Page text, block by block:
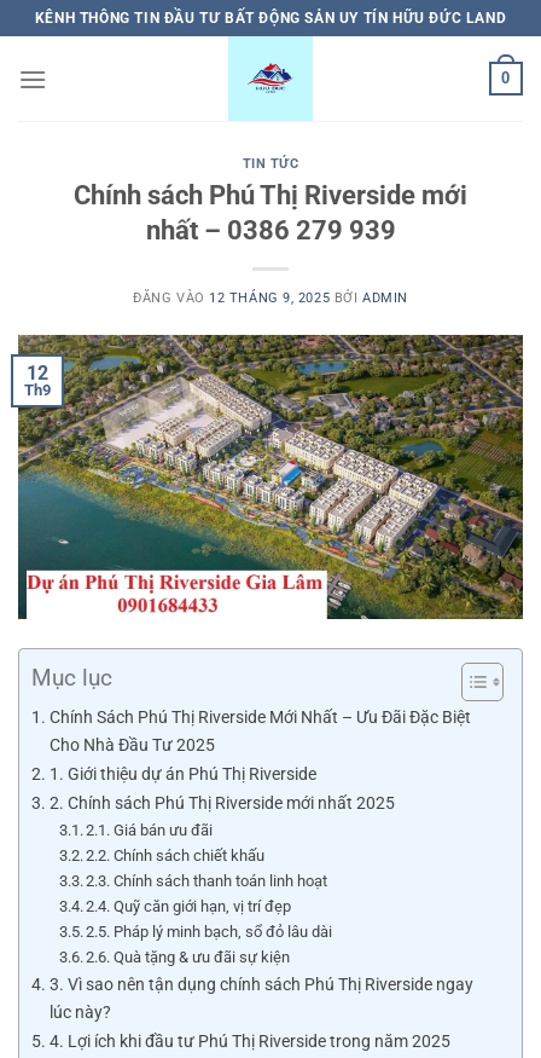
qua
nội
KÊNH THÔNG TIN ĐẦU TƯ BẤT ĐỘNG SẢN UY TÍN HỮU ĐỨC LAND
0
TIN TỨC
Chính sách Phú Thị Riverside mới
nhất – 0386 279 939
ĐĂNG VÀO 12 THÁNG 9, 2025 BỞI ADMIN
12
Th9
Mục lục
Chính Sách Phú Thị Riverside Mới Nhất – Ưu Đãi Đặc Biệt
Cho Nhà Đầu Tư 2025
1. Giới thiệu dự án Phú Thị Riverside
2. Chính sách Phú Thị Riverside mới nhất 2025
2.1. Giá bán ưu đãi
2.2. Chính sách chiết khấu
2.3. Chính sách thanh toán linh hoạt
2.4. Quỹ căn giới hạn, vị trí đẹp
2.5. Pháp lý minh bạch, sổ đỏ lâu dài
2.6. Quà tặng & ưu đãi sự kiện
3. Vì sao nên tận dụng chính sách Phú Thị Riverside ngay
lúc này?
4. Lợi ích khi đầu tư Phú Thị Riverside trong năm 2025